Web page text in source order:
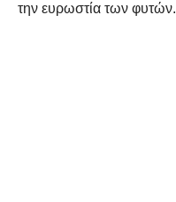
την ευρωστία των φυτών.